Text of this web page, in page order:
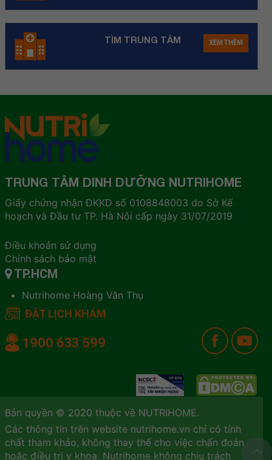
TÌM TRUNG TÂM XEM THÊM
TRUNG TÂM DINH DƯỠNG NUTRIHOME
Giấy chứng nhận ĐKKD số 0108848003 do Sở Kế
hoạch và Đầu tư TP. Hà Nội cấp ngày 31/07/2019
Điều khoản sử dụng
Chính sách bảo mật
TP.HCM
Nutrihome Hoàng Văn Thụ
ĐẶT LỊCH KHÁM
1900 633 599
Bản quyền © 2020 thuộc về NUTRIHOME.
Các thông tin trên website nutrihome.vn chỉ có tính
chất tham khảo, không thay thế cho việc chẩn đoán
hoặc điều trị y khoa. Nutrihome không chịu trách